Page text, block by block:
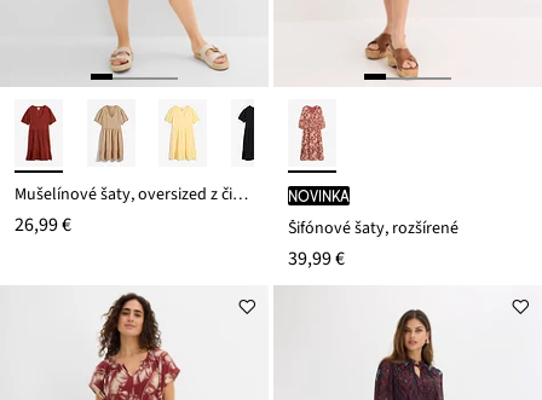
Mušelínové šaty, oversized z čistej bavlny
26,99 €
novinka
Šifónové šaty, rozšírené
39,99 €